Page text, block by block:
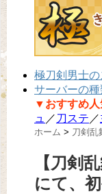
極刀剣男士
サーバーの
▼おすすめ人
ュ ／ 刀ステ ／
ホーム > 刀剣乱
【刀剣
にて、